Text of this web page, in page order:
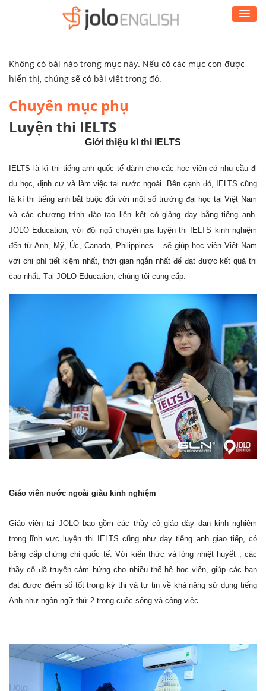
Không có bài nào trong mục này. Nếu có các mục con được
hiển thị, chúng sẽ có bài viết trong đó.
Chuyên mục phụ
Luyện thi IELTS
Giới thiệu kì thi IELTS
IELTS là kì thi tiếng anh quốc tế dành cho các học viên có nhu cầu đi
du học, định cư và làm việc tại nước ngoài. Bên cạnh đó, IELTS cũng
là kì thi tiếng anh bắt buộc đối với một số trường đại học tại Việt Nam
và các chương trình đào tạo liên kết có giảng dạy bằng tiếng anh.
JOLO Education, với đội ngũ chuyên gia luyện thi IELTS kinh nghiệm
đến từ Anh, Mỹ, Úc, Canada, Philippines... sẽ giúp học viên Việt Nam
với chi phí tiết kiệm nhất, thời gian ngắn nhất để đạt được kết quả thi
cao nhất. Tại JOLO Education, chúng tôi cung cấp:
Giáo viên nước ngoài giàu kinh nghiệm
Giáo viên tại JOLO bao gồm các thầy cô giáo dày dạn kinh nghiệm
trong lĩnh vực luyện thi IELTS cũng như dạy tiếng anh giao tiếp, có
bằng cấp chứng chỉ quốc tế. Với kiến thức và lòng nhiệt huyết , các
thầy cô đã truyền cảm hứng cho nhiều thế hệ học viên, giúp các bạn
đạt được điểm số tốt trong kỳ thi và tự tin về khả năng sử dụng tiếng
Anh như ngôn ngữ thứ 2 trong cuộc sống và công việc.